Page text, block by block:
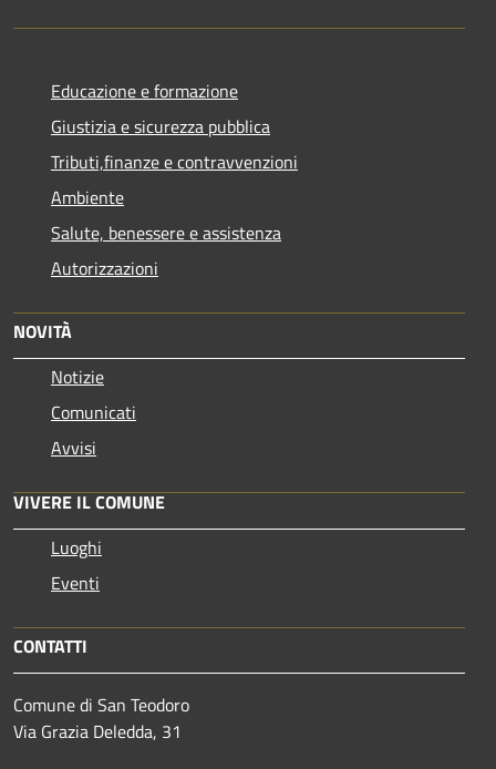
Educazione e formazione
Giustizia e sicurezza pubblica
Tributi,finanze e contravvenzioni
Ambiente
Salute, benessere e assistenza
Autorizzazioni
NOVITÀ
Notizie
Comunicati
Avvisi
VIVERE IL COMUNE
Luoghi
Eventi
CONTATTI
Comune di San Teodoro
Via Grazia Deledda, 31